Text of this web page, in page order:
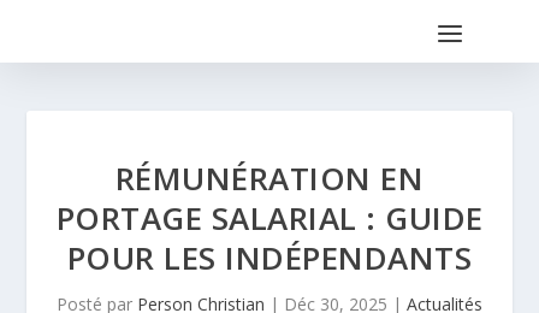
RÉMUNÉRATION EN
PORTAGE SALARIAL : GUIDE
POUR LES INDÉPENDANTS
Posté par Person Christian | Déc 30, 2025 | Actualités